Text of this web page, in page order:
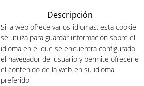
Descripción
Si la web ofrece varios idiomas, esta cookie
se utiliza para guardar información sobre el
idioma en el que se encuentra configurado
el navegador del usuario y permite ofrecerle
el contenido de la web en su idioma
preferido